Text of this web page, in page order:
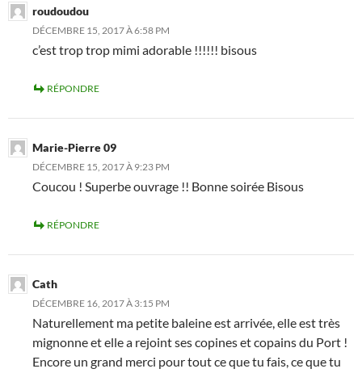
roudoudou
DÉCEMBRE 15, 2017 À 6:58 PM
c’est trop trop mimi adorable !!!!!! bisous
RÉPONDRE
Marie-Pierre 09
DÉCEMBRE 15, 2017 À 9:23 PM
Coucou ! Superbe ouvrage !! Bonne soirée Bisous
RÉPONDRE
Cath
DÉCEMBRE 16, 2017 À 3:15 PM
Naturellement ma petite baleine est arrivée, elle est très
mignonne et elle a rejoint ses copines et copains du Port !
Encore un grand merci pour tout ce que tu fais, ce que tu